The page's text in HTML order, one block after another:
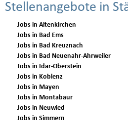
Stellenangebote in
Jobs in Altenkirchen
Jobs in Bad Ems
Jobs in Bad Kreuznach
Jobs in Bad Neuenahr-Ahrweiler
Jobs in Idar-Oberstein
Jobs in Koblenz
Jobs in Mayen
Jobs in Montabaur
Jobs in Neuwied
Jobs in Simmern